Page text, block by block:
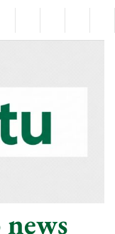
CultureMondeÉconomie
Tech